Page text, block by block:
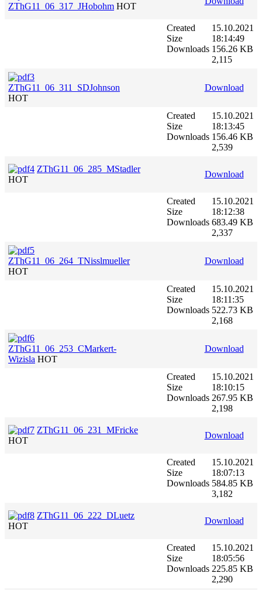
ZThG11_06_317_JHobohm HOT
Created
Size
Downloads
15.10.2021
18:14:49
156.26 KB
2,115
ZThG11_06_311_SDJohnson
HOT
Download
Created
Size
Downloads
15.10.2021
18:13:45
156.46 KB
2,539
ZThG11_06_285_MStadler
HOT
Download
Created
Size
Downloads
15.10.2021
18:12:38
683.49 KB
2,337
ZThG11_06_264_TNisslmueller
HOT
Download
Created
Size
Downloads
15.10.2021
18:11:35
522.73 KB
2,168
ZThG11_06_253_CMarkert-
Wizisla HOT
Download
Created
Size
Downloads
15.10.2021
18:10:15
267.95 KB
2,198
ZThG11_06_231_MFricke
HOT
Download
Created
Size
Downloads
15.10.2021
18:07:13
584.85 KB
3,182
ZThG11_06_222_DLuetz
HOT
Download
Created
Size
Downloads
15.10.2021
18:05:56
225.85 KB
2,290